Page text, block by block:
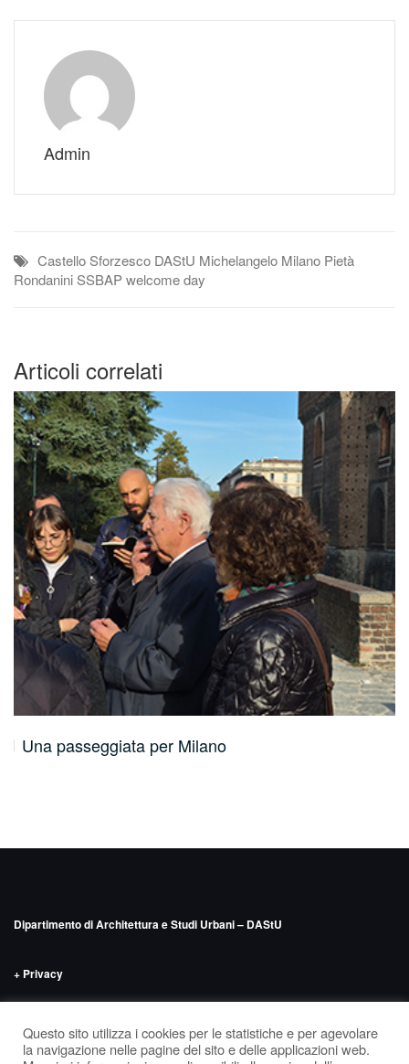
Admin
Castello Sforzesco DAStU Michelangelo Milano Pietà
Rondanini SSBAPwelcome day
Articoli correlati
Una passeggiata per Milano
Dipartimento di Architettura e Studi Urbani – DAStU
+ Privacy
‘Nave’, seminterrato
Questo sito utilizza i cookies per le statistiche e per agevolare
la navigazione nelle pagine del sito e delle applicazioni web.